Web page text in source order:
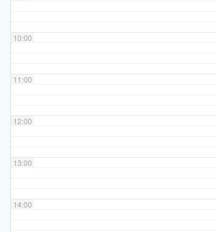
10:00
11:00
12:00
13:00
14:00